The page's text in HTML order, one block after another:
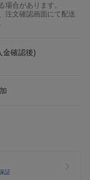
合があります。
注文確認画面にて配送
金確認後)
証